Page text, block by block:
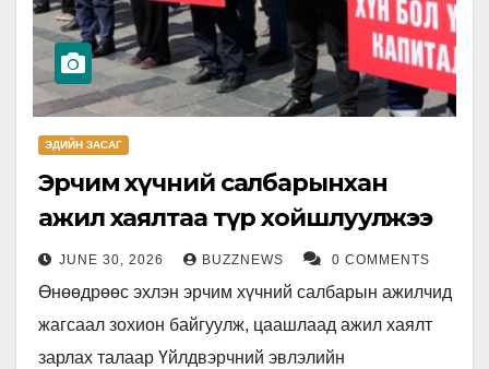
ЭДИЙН ЗАСАГ
Эрчим хүчний салбарынхан
ажил хаялтаа түр хойшлуулжээ
JUNE 30, 2026 BUZZNEWS 0 COMMENTS
Өнөөдрөөс эхлэн эрчим хүчний салбарын ажилчид
жагсаал зохион байгуулж, цаашлаад ажил хаялт
зарлах талаар Үйлдвэрчний эвлэлийн